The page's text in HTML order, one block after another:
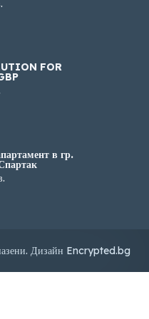
FOR
в гр.
Дизайн Encrypted.bg